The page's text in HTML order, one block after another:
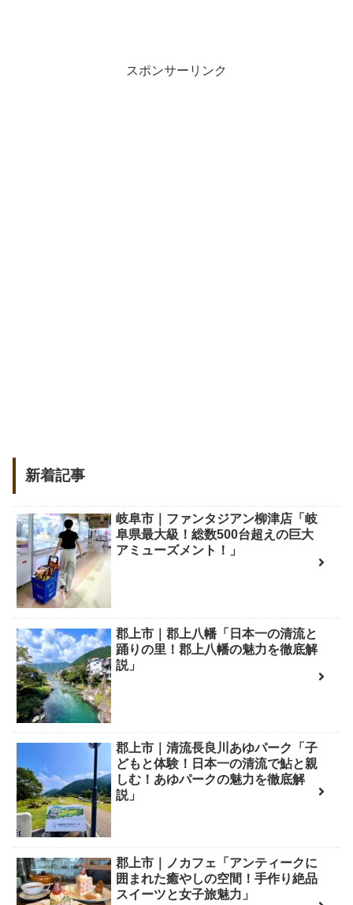
スポンサーリンク
新着記事
岐阜市｜ファンタジアン柳津店「岐
阜県最大級！総数500台超えの巨大
アミューズメント！」
郡上市｜郡上八幡「日本一の清流と
踊りの里！郡上八幡の魅力を徹底解
説」
郡上市｜清流長良川あゆパーク「子
どもと体験！日本一の清流で鮎と親
しむ！あゆパークの魅力を徹底解
説」
郡上市｜ノカフェ「アンティークに
囲まれた癒やしの空間！手作り絶品
スイーツと女子旅魅力」